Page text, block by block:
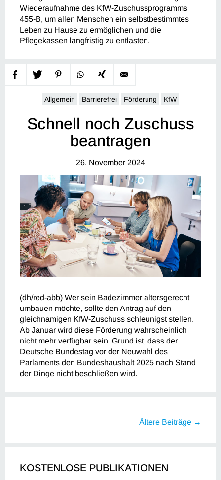
Wiederaufnahme des KfW-Zuschussprogramms
455-B, um allen Menschen ein selbstbestimmtes
Leben zu Hause zu ermöglichen und die
Pflegekassen langfristig zu entlasten.
Allgemein Barrierefrei Förderung KfW
Schnell noch Zuschuss
beantragen
26. November 2024
(dh/red-abb) Wer sein Badezimmer altersgerecht
umbauen möchte, sollte den Antrag auf den
gleichnamigen KfW-Zuschuss schleunigst stellen.
Ab Januar wird diese Förderung wahrscheinlich
nicht mehr verfügbar sein. Grund ist, dass der
Deutsche Bundestag vor der Neuwahl des
Parlaments den Bundeshaushalt 2025 nach Stand
der Dinge nicht beschließen wird.
Ältere Beiträge →
KOSTENLOSE PUBLIKATIONEN